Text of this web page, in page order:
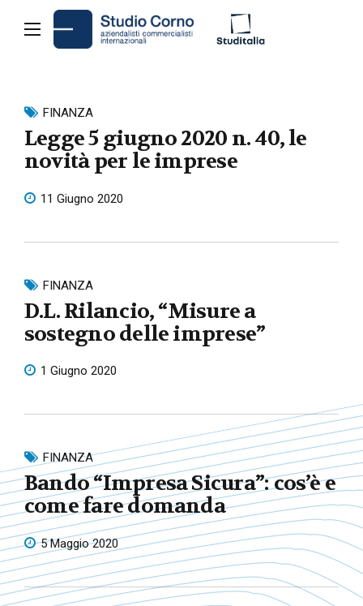
FINANZA
Legge 5 giugno 2020 n. 40, le
novità per le imprese
11 Giugno 2020
FINANZA
D.L. Rilancio, “Misure a
sostegno delle imprese”
1 Giugno 2020
FINANZA
Bando “Impresa Sicura”: cos’è e
come fare domanda
5 Maggio 2020